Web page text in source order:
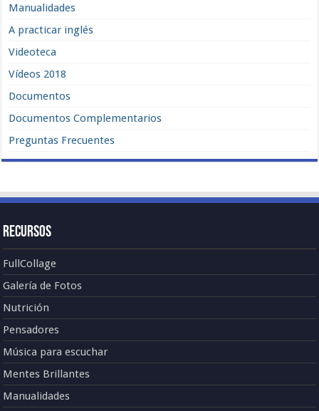
Manualidades
A practicar inglés
Videoteca
Vídeos 2018
Documentos
Documentos Complementarios
Preguntas Frecuentes
Recursos
FullCollage
Galería de Fotos
Nutrición
Pensadores
Música para escuchar
Mentes Brillantes
Manualidades